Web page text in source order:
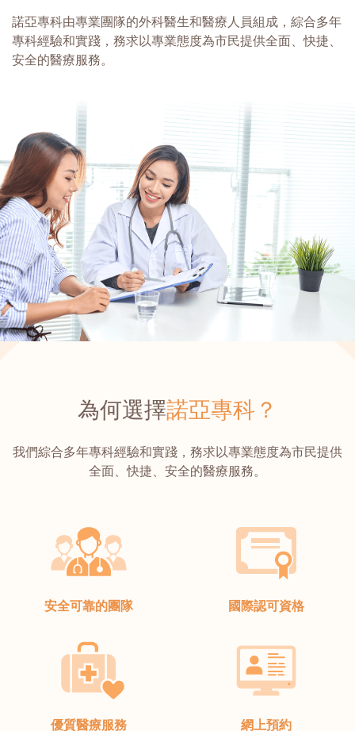
諾亞專科由專業團隊的外科醫生和醫療人員組成，綜合多年
專科經驗和實踐，務求以專業態度為市民提供全面、快捷、
安全的醫療服務。
為何選擇諾亞專科？
我們綜合多年專科經驗和實踐，務求以專業態度為市民提供
全面、快捷、安全的醫療服務。
安全可靠的團隊 國際認可資格
優質醫療服務 網上預約